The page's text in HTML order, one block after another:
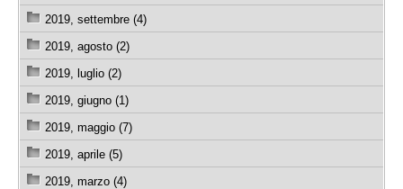
2019, settembre (4)
2019, agosto (2)
2019, luglio (2)
2019, giugno (1)
2019, maggio (7)
2019, aprile (5)
2019, marzo (4)